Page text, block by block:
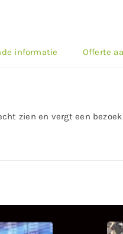
informatie Offerte
zien en vergt een